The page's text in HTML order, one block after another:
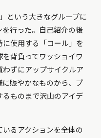
という大きなグループに
行った。自己紹介の後
使用する「コール」を
背負ってワッショイワ
ずにアップサイクルア
賑やかなものから、プ
ものまで沢山のアイデ
るアクションを全体の